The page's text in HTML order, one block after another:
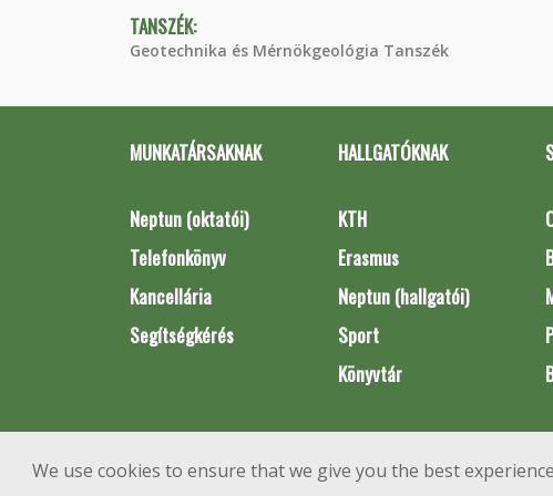
We use cookies to ensure that we give you the best
TANSZÉK:
Geotechnika és Mérnökgeológia Tanszék
MUNKATÁRSAKNAK
Neptun (oktatói)
Telefonkönyv
Kancellária
Segítségkérés
HALLGATÓKNAK
KTH
Erasmus
Neptun (hallgatói)
Sport
Könyvtár
1111